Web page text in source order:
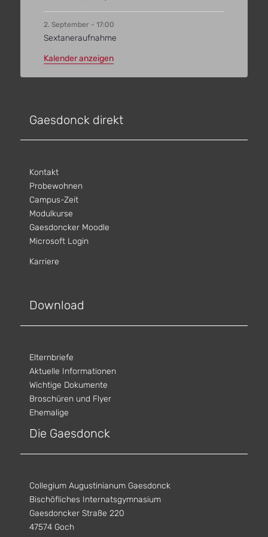
2. September - 17:00
Sextaneraufnahme
Kalender anzeigen
Gaesdonck direkt
Kontakt
Probewohnen
Campus-Zeit
Modulkurse
Gaesdoncker Moodle
Microsoft Login
Karriere
Download
Elternbriefe
Aktuelle Informationen
Wichtige Dokumente
Broschüren und Flyer
Ehemalige
Die Gaesdonck
Collegium Augustinianum Gaesdonck
Bischöfliches Internatsgymnasium
Gaesdoncker Straße 220
47574 Goch